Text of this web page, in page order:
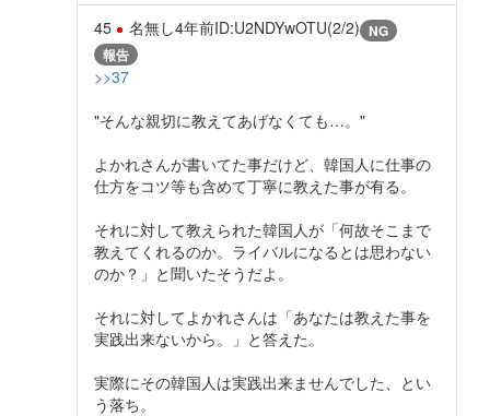
45 名無し4年前ID:U2NDYwOTU(2/2) NG
報告
>>37
"そんな親切に教えてあげなくても…。"
よかれさんが書いてた事だけど、韓国人に仕事の
仕方をコツ等も含めて丁寧に教えた事が有る。
それに対して教えられた韓国人が「何故そこまで
教えてくれるのか。ライバルになるとは思わない
のか？」と聞いたそうだよ。
それに対してよかれさんは「あなたは教えた事を
実践出来ないから。」と答えた。
実際にその韓国人は実践出来ませんでした、とい
う落ち。